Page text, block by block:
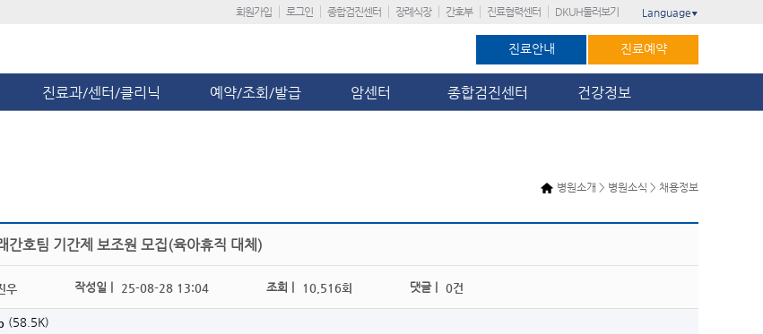
회원가입 로그인 종합검진센터 장례식장 간호부 진료협력센터 DKUH둘러보기 Language ▼
진료안내 진료예약
진료과/센터/클리닉 예약/조회/발급 암센터 종합검진센터 건강정보
병원소개 > 병원소식 > 채용정보
간호팀 기간제 보조원 모집(육아휴직 대체)
우 작성일 | 25-08-28 13:04 조회 | 10,516회 댓글 | 0건
(58.5K)